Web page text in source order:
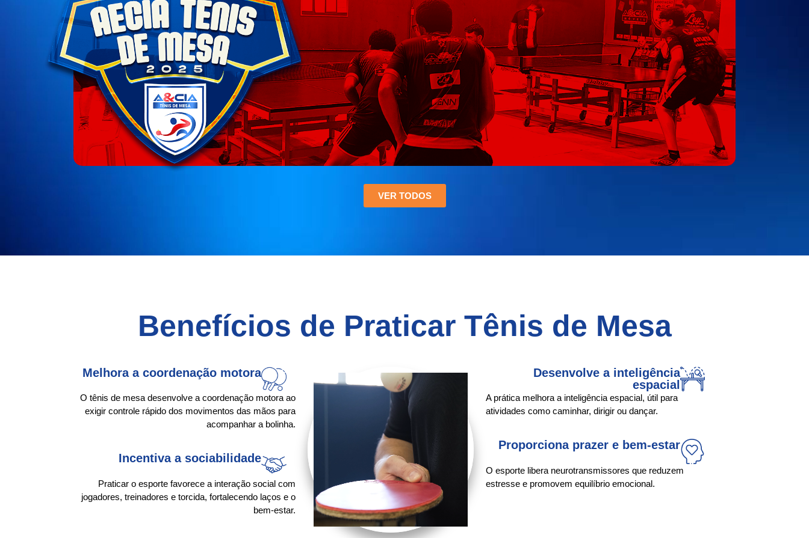
VER TODOS
Benefícios de Praticar Tênis de Mesa
Melhora a coordenação motora
O tênis de mesa desenvolve a coordenação motora ao
exigir controle rápido dos movimentos das mãos para
acompanhar a bolinha.
Incentiva a sociabilidade
Praticar o esporte favorece a interação social com
jogadores, treinadores e torcida, fortalecendo laços e o
bem-estar.
Desenvolve a inteligência
espacial
A prática melhora a inteligência espacial, útil para
atividades como caminhar, dirigir ou dançar.
Proporciona prazer e bem-estar
O esporte libera neurotransmissores que reduzem
estresse e promovem equilíbrio emocional.